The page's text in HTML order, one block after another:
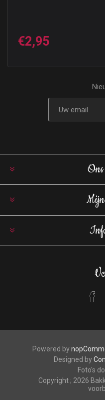
€2,95
Powered by
Designed by
Foto's
Copyright ; 2026